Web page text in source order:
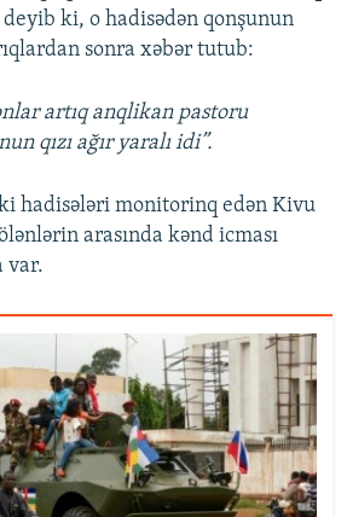
ki, o hadisədən qonşunun
sonra xəbər tutub:
artıq anqlikan pastoru
qızı ağır yaralı idi”.
hadisələri monitorinq edən Kivu
arasında kənd icması
var.